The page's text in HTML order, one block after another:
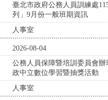
臺北市政府公務人員訓練處
列」9月份一般班期資訊
人事室
2026-08-04
公務人員保障暨培訓委員會辦
政中立數位學習暨抽獎活動
人事室